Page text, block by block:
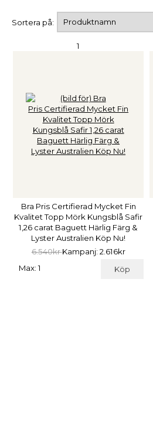
Sortera på:
1
Bra Pris Certifierad Mycket Fin
Kvalitet Topp Mörk Kungsblå Safir
1,26 carat Baguett Härlig Färg &
Lyster Australien Köp Nu!
6.540krKampanj: 2.616kr
Köp
Max: 1